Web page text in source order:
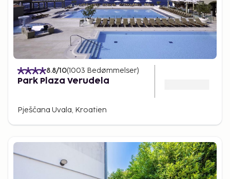
8.8/10(1003 Bedømmelser)
Park Plaza Verudela
Pješčana Uvala, Kroatien